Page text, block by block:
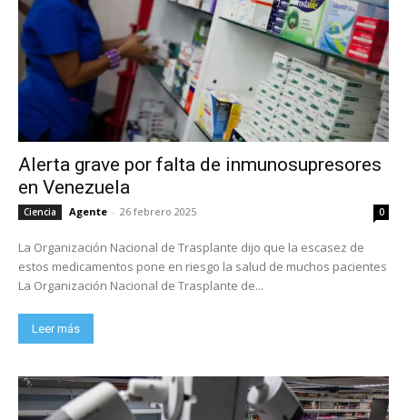
Alerta grave por falta de inmunosupresores
en Venezuela
Ciencia Agente - 26 febrero 2025 0
La Organización Nacional de Trasplante dijo que la escasez de
estos medicamentos pone en riesgo la salud de muchos pacientes
La Organización Nacional de Trasplante de...
Leer más